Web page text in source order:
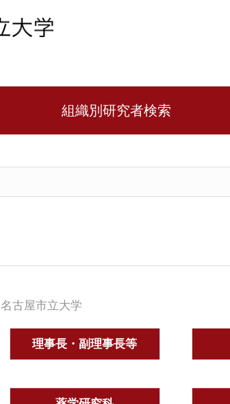
組織別研究者検索
名古屋市立大学
理事長・副理事長等